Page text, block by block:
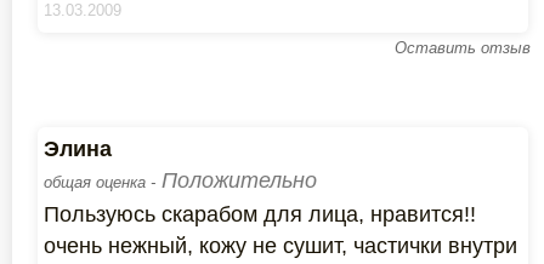
13.03.2009
Оставить отзыв
Элина
общая оценка - Положительно
Пользуюсь скарабом для лица, нравится!!
очень нежный, кожу не сушит, частички внутри